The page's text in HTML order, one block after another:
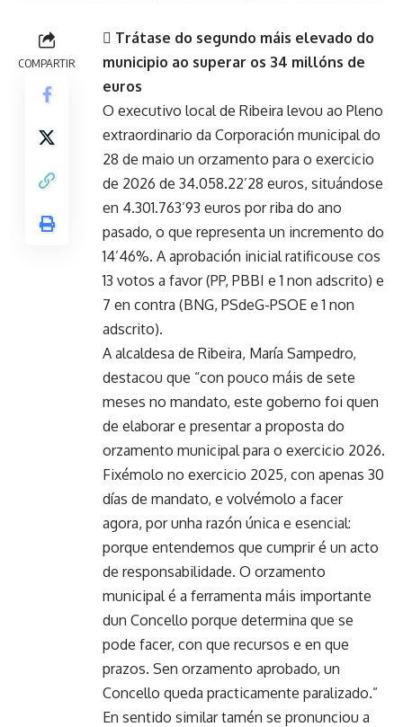
COMPARTIR
 Trátase do segundo máis elevado do
municipio ao superar os 34 millóns de
euros
O executivo local de Ribeira levou ao Pleno
extraordinario da Corporación municipal do
28 de maio un orzamento para o exercicio
de 2026 de 34.058.22’28 euros, situándose
en 4.301.763’93 euros por riba do ano
pasado, o que representa un incremento do
14’46%. A aprobación inicial ratificouse cos
13 votos a favor (PP, PBBI e 1 non adscrito) e
7 en contra (BNG, PSdeG-PSOE e 1 non
adscrito).
A alcaldesa de Ribeira, María Sampedro,
destacou que “con pouco máis de sete
meses no mandato, este goberno foi quen
de elaborar e presentar a proposta do
orzamento municipal para o exercicio 2026.
Fixémolo no exercicio 2025, con apenas 30
días de mandato, e volvémolo a facer
agora, por unha razón única e esencial:
porque entendemos que cumprir é un acto
de responsabilidade. O orzamento
municipal é a ferramenta máis importante
dun Concello porque determina que se
pode facer, con que recursos e en que
prazos. Sen orzamento aprobado, un
Concello queda practicamente paralizado.”
En sentido similar tamén se pronunciou a